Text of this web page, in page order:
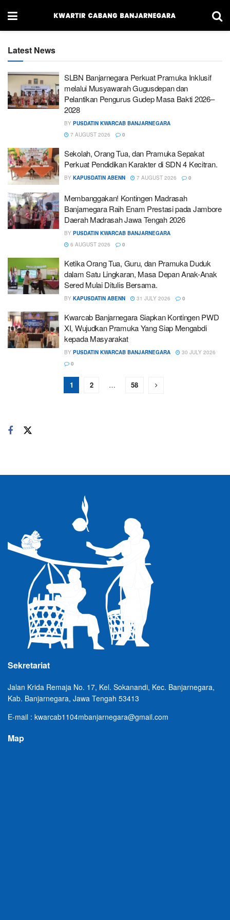
Latest News
SLBN Banjarnegara Perkuat Pramuka Inklusif
melalui Musyawarah Gugusdepan dan
Pelantikan Pengurus Gudep Masa Bakti 2026–
2028
BY PUSDATIN KWARCAB BANJARNEGARA
7 AUGUST 2026
0
Sekolah, Orang Tua, dan Pramuka Sepakat
Perkuat Pendidikan Karakter di SDN 4 Kecitran.
BY KAPUSDATIN ABENN 7 AUGUST 2026 0
Membanggakan! Kontingen Madrasah
Banjarnegara Raih Enam Prestasi pada Jambore
Daerah Madrasah Jawa Tengah 2026
BY PUSDATIN KWARCAB BANJARNEGARA
6 AUGUST 2026
0
Ketika Orang Tua, Guru, dan Pramuka Duduk
dalam Satu Lingkaran, Masa Depan Anak-Anak
Sered Mulai Ditulis Bersama.
BY KAPUSDATIN ABENN 31 JULY 2026 0
Kwarcab Banjarnegara Siapkan Kontingen PWD
XI, Wujudkan Pramuka Yang Siap Mengabdi
kepada Masyarakat
BY PUSDATIN KWARCAB BANJARNEGARA
30 JULY 2026
0
1 2 … 58
Sekretariat
Jalan Krida Remaja No. 17, Kel. Sokanandi, Kec. Banjarnegara,
Kab. Banjarnegara, Jawa Tengah 53413
E-mail : kwarcab1104mbanjarnegara@gmail.com
Map